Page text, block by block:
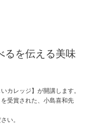
るを伝える美味
カレッジ】が開講します。
受賞された、小島喜和先
い。